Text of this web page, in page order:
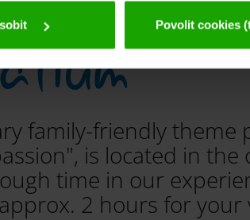
Povolit cookies
family-friendly theme
is located in the
time in our
2 hours for your